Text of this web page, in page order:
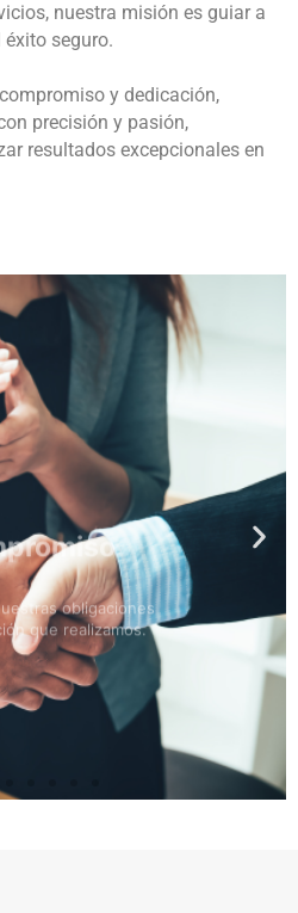
nuestra misión es guiar a
seguro.
y dedicación,
precisión y pasión,
resultados excepcionales en
obligaciones
que realizamos.